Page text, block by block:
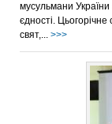
мусульмани
єдності.
свят,... >>>